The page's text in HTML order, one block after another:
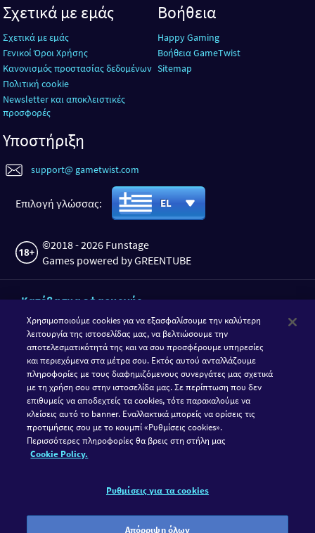
Σχετικά με εμάς
Σχετικά με εμάς
Γενικοί Όροι Χρήσης
Κανονισμός προστασίας δεδομένων
Πολιτική cookie
Newsletter και αποκλειστικές
προσφορές
Βοήθεια
Happy Gaming
Βοήθεια GameTwist
Sitemap
Υποστήριξη
support@ gametwist.com
Επιλογή γλώσσας: EL
©2018 - 2026 Funstage
Games powered by GREENTUBE
Κατέβασμα εφαρμογής
Ακολούθησε τη GameTwist
Facebook
Η GameTwist είναι ένα διαδικτυακό καζίνο. Τα παιχνίδια
οφείλουν μόνο διασκεδαστικά και τίποτε άλλο. Γι' αυτό
μπορείτε να παίζετε μόνο με το εικονικό νόμισμα του παιχνιδιού
Χρησιμοποιούμε cookies για να εξασφαλίσουμε την καλύτερη
λειτουργία της ιστοσελίδας μας, να βελτιώσουμε την
αποτελεσματικότητά της και να σου προσφέρουμε υπηρεσίες
και περιεχόμενα στα μέτρα σου. Εκτός αυτού ανταλλάζουμε
πληροφορίες με τους διαφημιζόμενους συνεργάτες μας σχετικά
με τη χρήση σου στην ιστοσελίδα μας. Σε περίπτωση που δεν
επιθυμείς να αποδεχτείς τα cookies, τότε παρακαλούμε να
κλείσεις αυτό το banner. Εναλλακτικά μπορείς να ορίσεις τις
προτιμήσεις σου με το κουμπί «Ρυθμίσεις cookies».
Περισσότερες πληροφορίες θα βρεις στη στήλη μας
Cookie Policy.
Ρυθμίσεις για τα cookies
Απόρριψη όλων